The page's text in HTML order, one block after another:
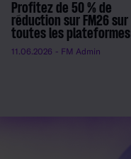
Profitez de 50 % de
réduction sur FM26 sur
toutes les plateformes
11.06.2026 - FM Admin